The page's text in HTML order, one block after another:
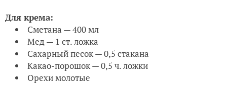
Для крема:
Сметана — 400 мл
Мед — 1 ст. ложка
Сахарный песок — 0,5 стакана
Какао-порошок — 0,5 ч. ложки
Орехи молотые